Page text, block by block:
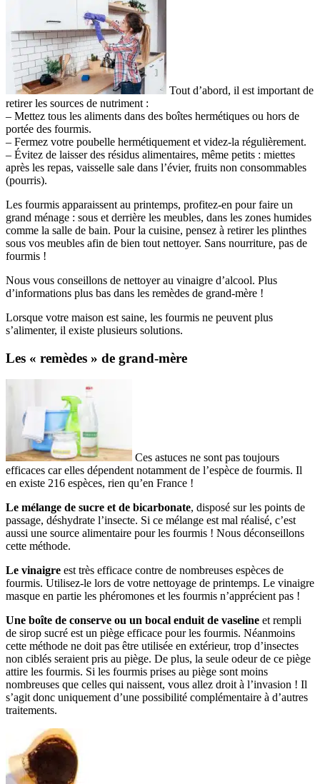
Tout d’abord, il est important de
retirer les sources de nutriment :
– Mettez tous les aliments dans des boîtes hermétiques ou hors de
portée des fourmis.
– Fermez votre poubelle hermétiquement et videz-la régulièrement.
– Évitez de laisser des résidus alimentaires, même petits : miettes
après les repas, vaisselle sale dans l’évier, fruits non consommables
(pourris).
Les fourmis apparaissent au printemps, profitez-en pour faire un
grand ménage : sous et derrière les meubles, dans les zones humides
comme la salle de bain. Pour la cuisine, pensez à retirer les plinthes
sous vos meubles afin de bien tout nettoyer. Sans nourriture, pas de
fourmis !
Nous vous conseillons de nettoyer au vinaigre d’alcool. Plus
d’informations plus bas dans les remèdes de grand-mère !
Lorsque votre maison est saine, les fourmis ne peuvent plus
s’alimenter, il existe plusieurs solutions.
Les « remèdes » de grand-mère
Ces astuces ne sont pas toujours
efficaces car elles dépendent notamment de l’espèce de fourmis. Il
en existe 216 espèces, rien qu’en France !
Le mélange de sucre et de bicarbonate, disposé sur les points de
passage, déshydrate l’insecte. Si ce mélange est mal réalisé, c’est
aussi une source alimentaire pour les fourmis ! Nous déconseillons
cette méthode.
Le vinaigre est très efficace contre de nombreuses espèces de
fourmis. Utilisez-le lors de votre nettoyage de printemps. Le vinaigre
masque en partie les phéromones et les fourmis n’apprécient pas !
Une boîte de conserve ou un bocal enduit de vaseline et rempli
de sirop sucré est un piège efficace pour les fourmis. Néanmoins
cette méthode ne doit pas être utilisée en extérieur, trop d’insectes
non ciblés seraient pris au piège. De plus, la seule odeur de ce piège
attire les fourmis. Si les fourmis prises au piège sont moins
nombreuses que celles qui naissent, vous allez droit à l’invasion ! Il
s’agit donc uniquement d’une possibilité complémentaire à d’autres
traitements.